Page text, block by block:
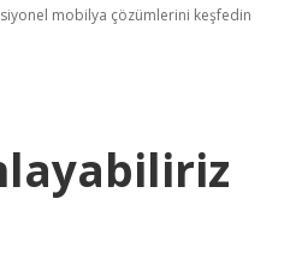
mobilya çözümlerini keşfedin